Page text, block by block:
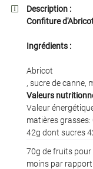
 Adresse email de
l'adresse email indiqué
utilisant
le formulaire de

Description :
Confiture
Ingrédients :
Abricot
, sucre de canne,
Valeurs
Valeur
matières
42g dont sucres
70g de fruits pour
moins par